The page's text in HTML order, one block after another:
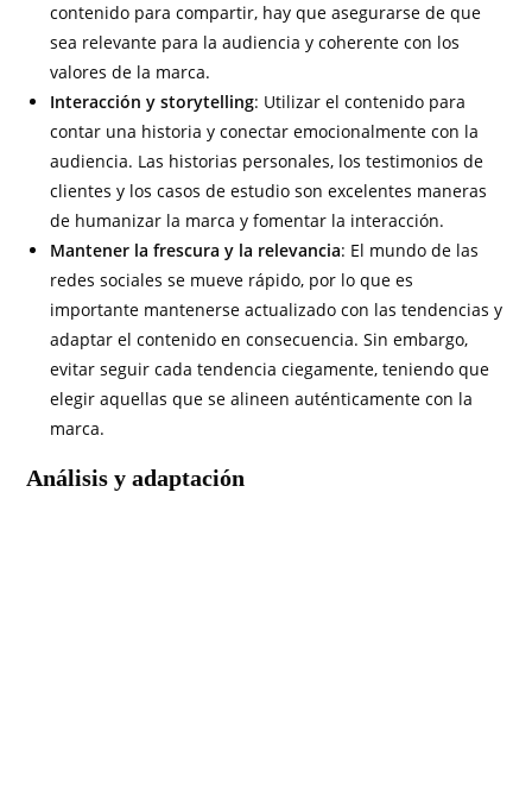
contenido para compartir, hay que asegurarse de que
sea relevante para la audiencia y coherente con los
valores de la marca.
Interacción y storytelling: Utilizar el contenido para
contar una historia y conectar emocionalmente con la
audiencia. Las historias personales, los testimonios de
clientes y los casos de estudio son excelentes maneras
de humanizar la marca y fomentar la interacción.
Mantener la frescura y la relevancia: El mundo de las
redes sociales se mueve rápido, por lo que es
importante mantenerse actualizado con las tendencias y
adaptar el contenido en consecuencia. Sin embargo,
evitar seguir cada tendencia ciegamente, teniendo que
elegir aquellas que se alineen auténticamente con la
marca.
Análisis y adaptación